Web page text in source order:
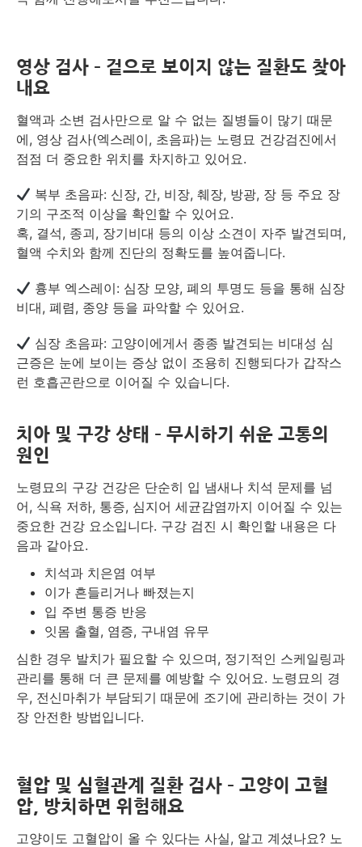
영상 검사 – 겉으로 보이지 않는 질환도 찾아
내요
혈액과 소변 검사만으로 알 수 없는 질병들이 많기 때문
에, 영상 검사(엑스레이, 초음파)는 노령묘 건강검진에서
점점 더 중요한 위치를 차지하고 있어요.
복부 초음파: 신장, 간, 비장, 췌장, 방광, 장 등 주요 장
기의 구조적 이상을 확인할 수 있어요.
혹, 결석, 종괴, 장기비대 등의 이상 소견이 자주 발견되며,
혈액 수치와 함께 진단의 정확도를 높여줍니다.
흉부 엑스레이: 심장 모양, 폐의 투명도 등을 통해 심장
비대, 폐렴, 종양 등을 파악할 수 있어요.
심장 초음파: 고양이에게서 종종 발견되는 비대성 심
근증은 눈에 보이는 증상 없이 조용히 진행되다가 갑작스
런 호흡곤란으로 이어질 수 있습니다.
치아 및 구강 상태 – 무시하기 쉬운 고통의
원인
노령묘의 구강 건강은 단순히 입 냄새나 치석 문제를 넘
어, 식욕 저하, 통증, 심지어 세균감염까지 이어질 수 있는
중요한 건강 요소입니다. 구강 검진 시 확인할 내용은 다
음과 같아요.
치석과 치은염 여부
이가 흔들리거나 빠졌는지
입 주변 통증 반응
잇몸 출혈, 염증, 구내염 유무
심한 경우 발치가 필요할 수 있으며, 정기적인 스케일링과
관리를 통해 더 큰 문제를 예방할 수 있어요. 노령묘의 경
우, 전신마취가 부담되기 때문에 조기에 관리하는 것이 가
장 안전한 방법입니다.
혈압 및 심혈관계 질환 검사 – 고양이 고혈
압, 방치하면 위험해요
고양이도 고혈압이 올 수 있다는 사실, 알고 계셨나요? 노